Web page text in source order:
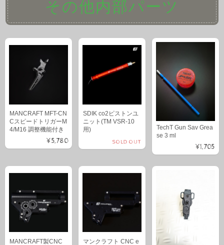
その他内部パーツ
MANCRAFT MFT-CN
CスピードトリガーM
4/M16 調整機能付き
¥5,780
SDIK co2ピストンユ
ニット(TM VSR-10
用)
SOLD OUT
TechT Gun Sav Grea
se 3 ml
¥1,705
MANCRAFT製CNC
マンクラフト CNC e